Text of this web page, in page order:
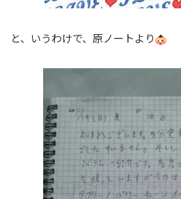
と、いうわけで、原ノートより